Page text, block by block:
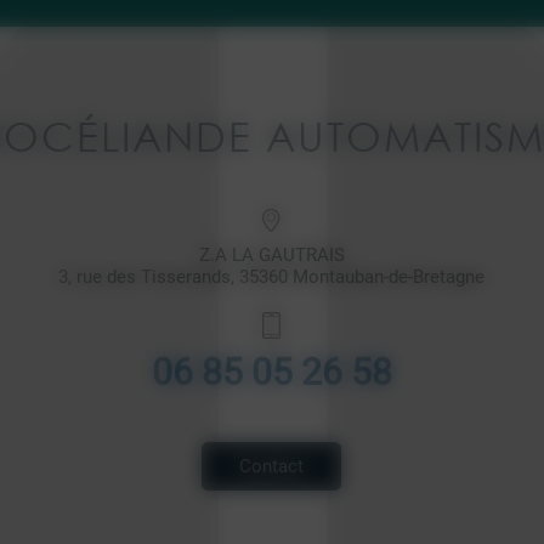
Z.A LA GAUTRAIS
3, rue des Tisserands, 35360 Montauban-de-Bretagne
06 85 05 26 58